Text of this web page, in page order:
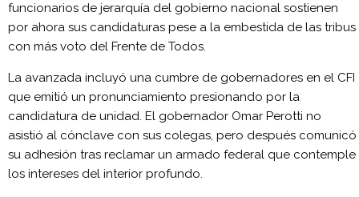
funcionarios de jerarquía del gobierno nacional sostienen
por ahora sus candidaturas pese a la embestida de las tribus
con más voto del Frente de Todos.
La avanzada incluyó una cumbre de gobernadores en el CFI
que emitió un pronunciamiento presionando por la
candidatura de unidad. El gobernador Omar Perotti no
asistió al cónclave con sus colegas, pero después comunicó
su adhesión tras reclamar un armado federal que contemple
los intereses del interior profundo.